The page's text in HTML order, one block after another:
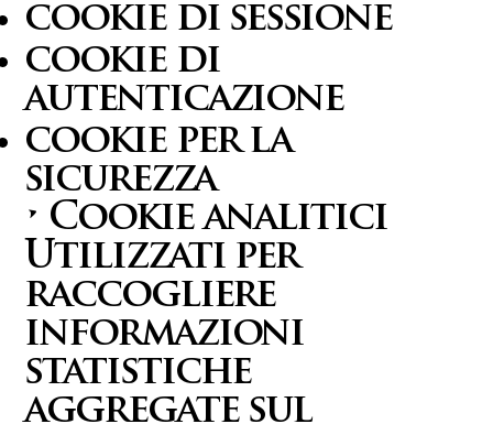
cookie di sessione
cookie di
autenticazione
cookie per la
sicurezza
• Cookie analitici
Utilizzati per
raccogliere
informazioni
statistiche
aggregate sul